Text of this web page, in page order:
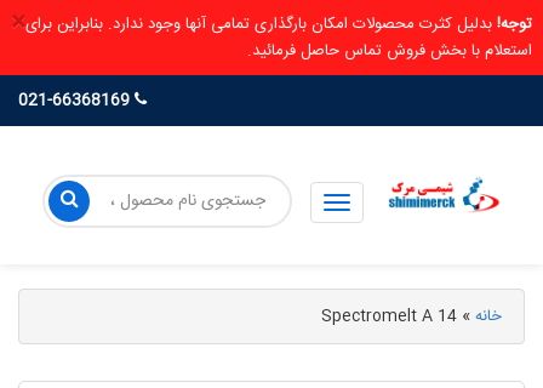
× توجه!بدلیل کثرت محصولات امکان بارگذاری تمامی آنها وجود ندارد. بنابراین برای
استعلام با بخش فروش تماس حاصل فرمائید.
خانه»
Spectromelt A 14